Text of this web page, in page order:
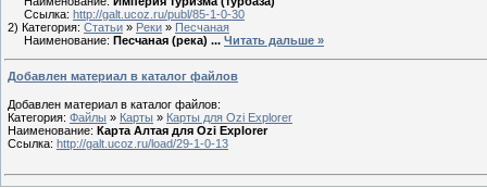
Ссылка: http://galt.ucoz.ru/publ/85-1-0-30
2) Категория: Статьи » Реки » Песчаная
Наименование: Песчаная (река) ... Читать дальше »
Добавлен материал в каталог файлов
Добавлен материал в каталог файлов:
Категория: Файлы » Карты » Карты для Ozi Explorer
Наименование: Карта Алтая для Ozi Explorer
Ссылка: http://galt.ucoz.ru/load/29-1-0-13